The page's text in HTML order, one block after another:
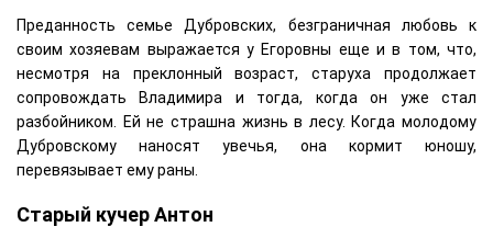
Преданность семье Дубровских, безграничная любовь к
своим хозяевам выражается у Егоровны еще и в том, что,
несмотря на преклонный возраст, старуха продолжает
сопровождать Владимира и тогда, когда он уже стал
разбойником. Ей не страшна жизнь в лесу. Когда молодому
Дубровскому наносят увечья, она кормит юношу,
перевязывает ему раны.
Старый кучер Антон